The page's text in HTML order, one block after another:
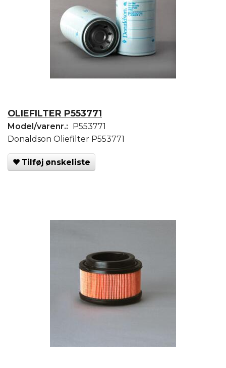
OLIEFILTER P553771
Model/varenr.:
P553771
Donaldson Oliefilter P553771
Tilføj ønskeliste